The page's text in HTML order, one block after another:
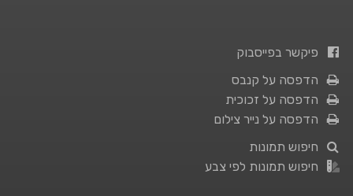
פיקשר בפייסבוק
הדפסה על קנבס
הדפסה על זכוכית
הדפסה על נייר צילום
חיפוש תמונות
חיפוש תמונות לפי צבע